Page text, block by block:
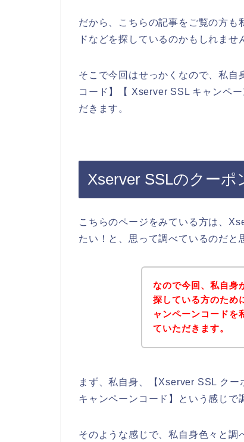
だから、こちらの記事をご覧の方
ドなどを探しているのかもしれませ
そこで今回はせっかくなので、私
コード】【 Xserver SSL キャンペ
だきます。
Xserver SSLのクーポ
こちらのページをみている方は、
たい！と、思って調べているのだと
なので今回、私自身
探している方のため
ャンペーンコードを
ていただきます。
まず、私自身、【Xserver SSL ク
キャンペーンコード】という感じで
そのような感じで、私自身色々と